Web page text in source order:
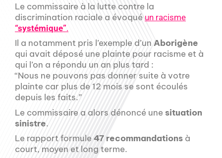
Le commissaire à la lutte contre la
discrimination raciale a évoqué un racisme
“systémique”.
Il a notamment pris l’exemple d’un Aborigène
qui avait déposé une plainte pour racisme et à
qui l’on a répondu un an plus tard :
“Nous ne pouvons pas donner suite à votre
plainte car plus de 12 mois se sont écoulés
depuis les faits.”
Le commissaire a alors dénoncé une situation
sinistre.
Le rapport formule 47 recommandations à
court, moyen et long terme.